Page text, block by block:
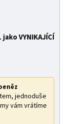
VYNIKAJÍCÍ
jednoduše
vám vrátíme